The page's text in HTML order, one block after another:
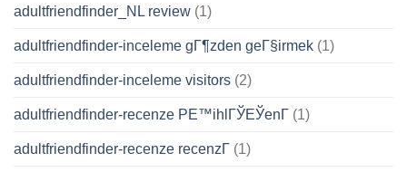
adultfriendfinder_NL review (1)
adultfriendfinder-inceleme gГ¶zden geГ§irmek (1)
adultfriendfinder-inceleme visitors (2)
adultfriendfinder-recenze PЕ™ihlГЎЕЎenГ­ (1)
adultfriendfinder-recenze recenzГ­ (1)